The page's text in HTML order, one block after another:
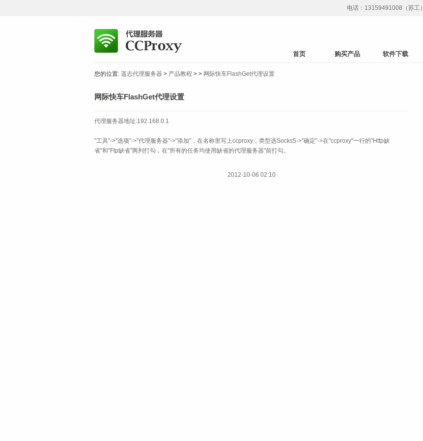
电话：13159491008（苏工）
首页 购买产品 软件下载
您的位置: 遥志代理服务器 > 产品教程 > > 网际快车FlashGet代理设置
网际快车FlashGet代理设置
代理服务器地址:192.168.0.1
"工具"->"选项"->"代理服务器"->"添加"，在名称里写上ccproxy，类型选Socks5->"确定"->在"ccproxy"一行的"Http缺
省"和"Ftp缺省"两列打勾，在"所有的任务均使用缺省的代理服务器"前打勾。
2012-10-06 02:10